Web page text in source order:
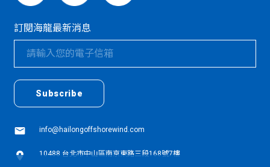
訂閱海龍最新消息
textarea01
textarea01
Subscribe
info@hailongoffshorewind.com
10488 台北市中山區南京東路三段168號7樓